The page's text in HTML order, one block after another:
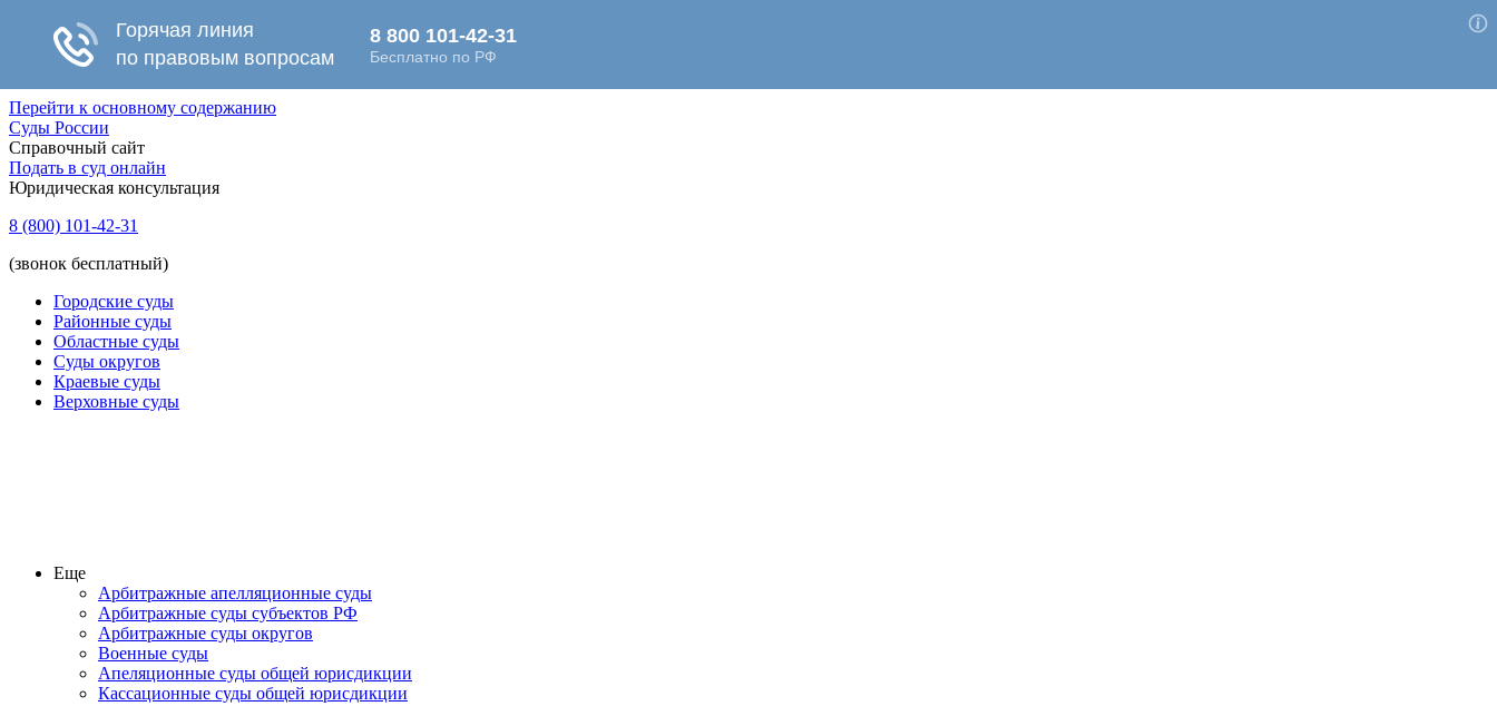
Перейти к основному содержанию
Суды России
Справочный сайт
Подать в суд онлайн
Юридическая консультация
8 (800) 101-42-31
(звонок бесплатный)
Городские суды
Районные суды
Областные суды
Суды округов
Краевые суды
Верховные суды
Еще
Арбитражные апелляционные суды
Арбитражные суды субъектов РФ
Арбитражные суды округов
Военные суды
Апеляционные суды общей юрисдикции
Кассационные суды общей юрисдикции